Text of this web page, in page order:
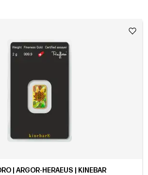
| ARGOR-HERAEUS | KINEBAR